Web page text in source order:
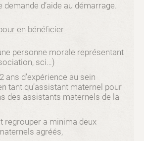
d’aide au démarrage.
en bénéficier
personne morale représentant
sci…)
ans d’expérience au sein
tant qu’assistant maternel pour
des assistants maternels de la
regrouper a minima deux
agréés,